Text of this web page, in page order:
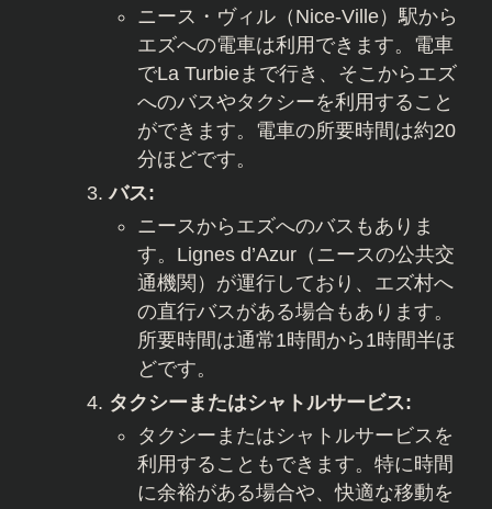
ニース・ヴィル（Nice-Ville）駅から
エズへの電車は利用できます。電車
でLa Turbieまで行き、そこからエズ
へのバスやタクシーを利用すること
ができます。電車の所要時間は約20
分ほどです。
バス:
ニースからエズへのバスもありま
す。Lignes d’Azur（ニースの公共交
通機関）が運行しており、エズ村へ
の直行バスがある場合もあります。
所要時間は通常1時間から1時間半ほ
どです。
タクシーまたはシャトルサービス:
タクシーまたはシャトルサービスを
利用することもできます。特に時間
に余裕がある場合や、快適な移動を